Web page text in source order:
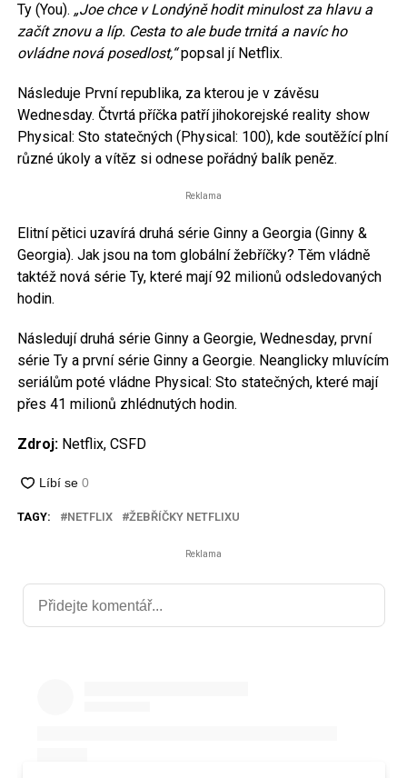
Ty (You). „Joe chce v Londýně hodit minulost za hlavu a
začít znovu a líp. Cesta to ale bude trnitá a navíc ho
ovládne nová posedlost,“popsal jí Netflix.
Následuje První republika, za kterou je v závěsu
Wednesday. Čtvrtá příčka patří jihokorejské reality show
Physical: Sto statečných (Physical: 100), kde soutěžící plní
různé úkoly a vítěz si odnese pořádný balík peněz.
Reklama
Elitní pětici uzavírá druhá série Ginny a Georgia (Ginny &
Georgia). Jak jsou na tom globální žebříčky? Těm vládně
taktéž nová série Ty, které mají 92 milionů odsledovaných
hodin.
Následují druhá série Ginny a Georgie, Wednesday, první
série Ty a první série Ginny a Georgie. Neanglicky mluvícím
seriálům poté vládne Physical: Sto statečných, které mají
přes 41 milionů zhlédnutých hodin.
Zdroj: Netflix, CSFD
TAGY: NETFLIX ŽEBŘÍČKY NETFLIXU
Reklama